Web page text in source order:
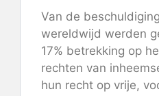
Van de
wereldwijd werden
17% betrekking op
rechten van
hun recht op vrije,